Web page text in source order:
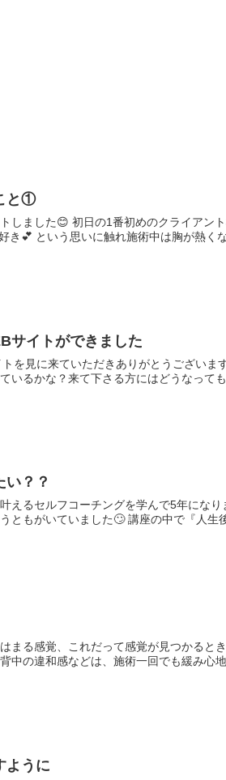
と①
しました😊 初日の1番初めのクライアン
き💕 という思いに触れ施術中は胸が熱く
サイトができました
を見に来ていただきありがとうござい
いるかな？来て下さる方にはどうなって
い？？
えるセルフコーチングを学んで5年にな
ともがいていました🙄 講座の中で『人
まる感覚、これだって感覚が見つかると
中の違和感などは、施術一回でも緩み心
ように